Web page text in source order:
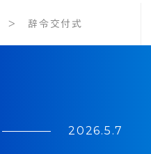
> 辞令交付式
2026.5.7